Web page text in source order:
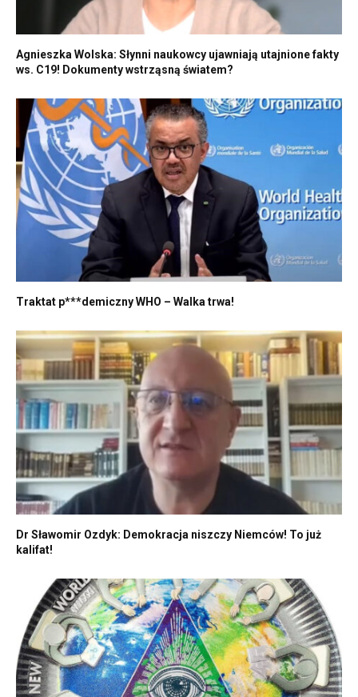
Agnieszka Wolska: Słynni naukowcy ujawniają utajnione fakty
ws. C19! Dokumenty wstrząsną światem?
Traktat p***demiczny WHO – Walka trwa!
Dr Sławomir Ozdyk: Demokracja niszczy Niemców! To już
kalifat!